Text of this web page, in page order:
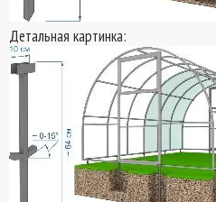
Детальная картинка: